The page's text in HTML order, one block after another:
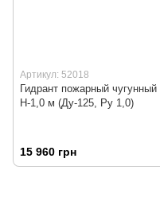
Артикул: 52018
Гидрант пожарный чугунный
Н-1,0 м (Ду-125, Ру 1,0)
15 960 грн